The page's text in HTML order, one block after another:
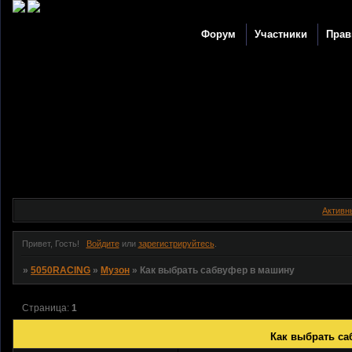
Форум Участники
Привет, Гость! Войдитеили зарегистрируйтесь.
»5050RACING » Музон » Как выбрать сабвуфер в машину
Как выбрать
Страница:1